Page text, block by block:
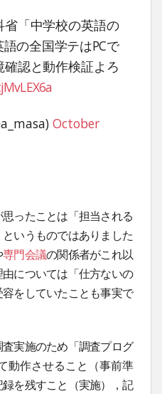
「中学校の英語の
の全国学テはPCで
認と動作検証よろ
October
ったことは「担当される
いうものではありました
専門会議の関係者がこれ以
については「仕方ないの
をしていたことも事実で
実施のため「調査プログ
動作させること（事前準
を残すこと（実施），記